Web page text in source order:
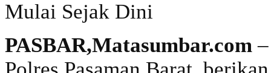
PASBAR,Matasumbar.com